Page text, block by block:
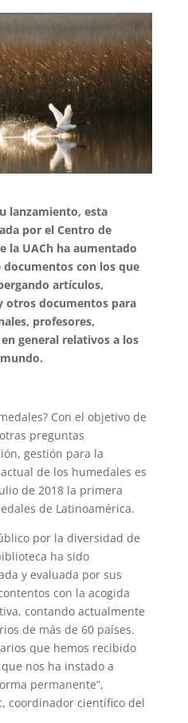
lanzamiento, esta
por el Centro de
la UACh ha aumentado
con los que
artículos,
otros documentos para
profesores,
general relativos a los
Con el objetivo de
preguntas
gestión para la
de los humedales es
de 2018 la primera
de Latinoamérica.
por la diversidad de
ha sido
y evaluada por sus
con la acogida
contando actualmente
de más de 60 países.
que hemos recibido
nos ha instado a
permanente”,
coordinador científico del